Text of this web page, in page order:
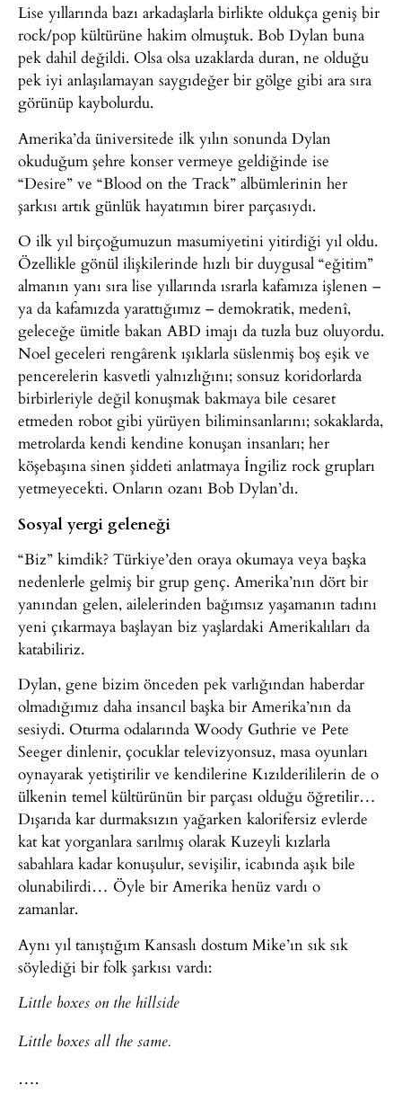
Lise yıllarında bazı arkadaşlarla birlikte oldukça geniş bir
rock/pop kültürüne hakim olmuştuk. Bob Dylan buna
pek dahil değildi. Olsa olsa uzaklarda duran, ne olduğu
pek iyi anlaşılamayan saygıdeğer bir gölge gibi ara sıra
görünüp kaybolurdu.
Amerika’da üniversitede ilk yılın sonunda Dylan
okuduğum şehre konser vermeye geldiğinde ise
“Desire” ve “Blood on the Track” albümlerinin her
şarkısı artık günlük hayatımın birer parçasıydı.
O ilk yıl birçoğumuzun masumiyetini yitirdiği yıl oldu.
Özellikle gönül ilişkilerinde hızlı bir duygusal “eğitim”
almanın yanı sıra lise yıllarında ısrarla kafamıza işlenen –
ya da kafamızda yarattığımız – demokratik, medenî,
geleceğe ümitle bakan ABD imajı da tuzla buz oluyordu.
Noel geceleri rengârenk ışıklarla süslenmiş boş eşik ve
pencerelerin kasvetli yalnızlığını; sonsuz koridorlarda
birbirleriyle değil konuşmak bakmaya bile cesaret
etmeden robot gibi yürüyen biliminsanlarını; sokaklarda,
metrolarda kendi kendine konuşan insanları; her
köşebaşına sinen şiddeti anlatmaya İngiliz rock grupları
yetmeyecekti. Onların ozanı Bob Dylan’dı.
Sosyal yergi geleneği
“Biz” kimdik? Türkiye’den oraya okumaya veya başka
nedenlerle gelmiş bir grup genç. Amerika’nın dört bir
yanından gelen, ailelerinden bağımsız yaşamanın tadını
yeni çıkarmaya başlayan biz yaşlardaki Amerikalıları da
katabiliriz.
Dylan, gene bizim önceden pek varlığından haberdar
olmadığımız daha insancıl başka bir Amerika’nın da
sesiydi. Oturma odalarında Woody Guthrie ve Pete
Seeger dinlenir, çocuklar televizyonsuz, masa oyunları
oynayarak yetiştirilir ve kendilerine Kızılderililerin de o
ülkenin temel kültürünün bir parçası olduğu öğretilir…
Dışarıda kar durmaksızın yağarken kalorifersiz evlerde
kat kat yorganlara sarılmış olarak Kuzeyli kızlarla
sabahlara kadar konuşulur, sevişilir, icabında aşık bile
olunabilirdi… Öyle bir Amerika henüz vardı o
zamanlar.
Aynı yıl tanıştığım Kansaslı dostum Mike’ın sık sık
söylediği bir folk şarkısı vardı:
Little boxes on the hillside
Little boxes all the same.
….